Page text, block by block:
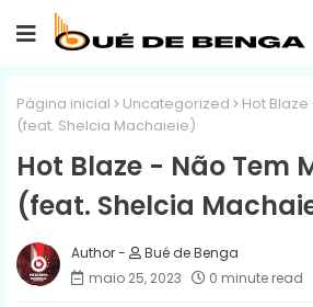
Página inicial Uncategorized
Hot
(feat. Shelcia Machaieie)
Hot Blaze - Não Tem
(feat. Shelcia
Bué de Benga
maio 25, 2023
0 minute read